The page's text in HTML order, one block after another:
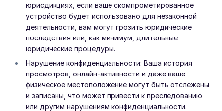
юрисдикциях, если ваше скомпрометированное
устройство будет использовано для незаконной
деятельности, вам могут грозить юридические
последствия или, как минимум, длительные
юридические процедуры.
Нарушение конфиденциальности: Ваша история
просмотров, онлайн-активности и даже ваше
физическое местоположение могут быть отслежены
и записаны, что может привести к преследованию
или другим нарушениям конфиденциальности.